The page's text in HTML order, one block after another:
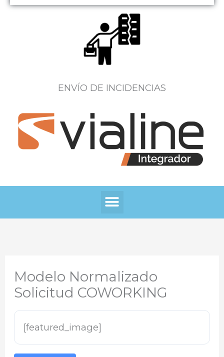
ENVÍO DE INCIDENCIAS
Menú
Modelo Normalizado
Solicitud COWORKING
[featured_image]